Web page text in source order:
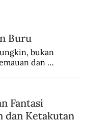
Buru
bukan
dan
bisa memenuhi
Fantasi
dan Ketakutan